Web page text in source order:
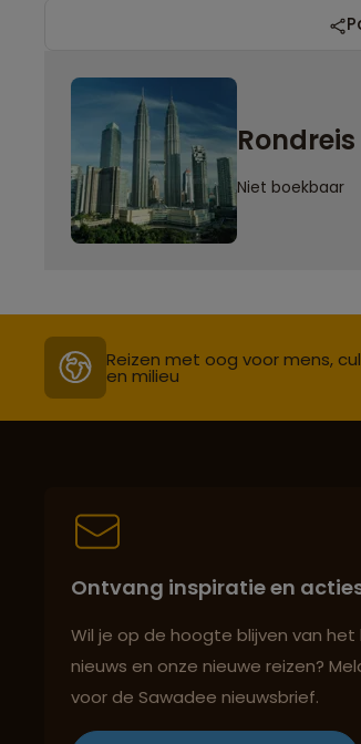
Niet boekbaar
Reizen met oog voor mens,
en milieu
Ontvang inspiratie en
Wil je op de hoogte blijven van
nieuws en onze nieuwe reizen?
voor de Sawadee nieuwsbrief.